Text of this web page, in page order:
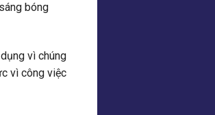
bóng
vì chúng
vì công việc